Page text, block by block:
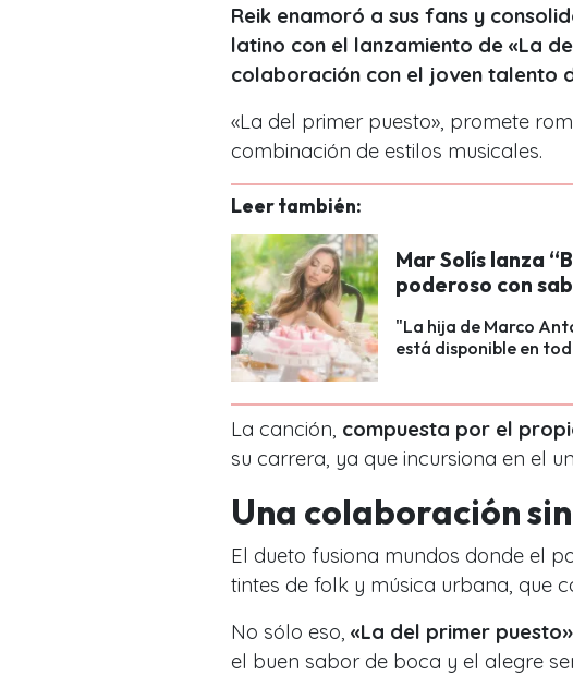
Reik enamoró a sus fans y
latino con el lanzamiento de «La
colaboración con el joven talento
«La del primer puesto», promete
combinación de estilos musicales.
Leer también:
Mar Solís lanza
poderoso con
"La hija de Marco
está disponible en
La canción, compuesta por el
su carrera, ya que incursiona en el
Una colaboración
El dueto fusiona mundos donde el
tintes de folk y música urbana, que
No sólo eso, «La del primer puesto»
el buen sabor de boca y el alegre